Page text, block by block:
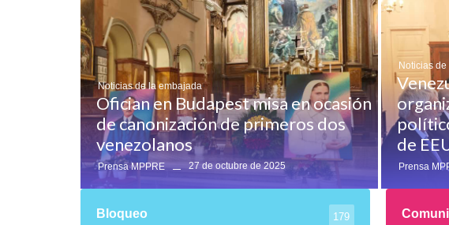
Noticias de la embajada
Ofician en Budapest misa en ocasión
de canonización de primeros dos
venezolanos
Prensa MPPRE 27 de octubre de 2025
Noticias
de
Prensa
Bloqueo 179